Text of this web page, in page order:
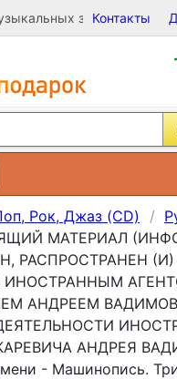
записей на
Контакты
Рок, Джаз (CD)
МАТЕРИАЛ
РАСПРОСТРАНЕН
ИНОСТРАННЫМ
АНДРЕЕМ
АНДРЕЯ
- Машинопись.